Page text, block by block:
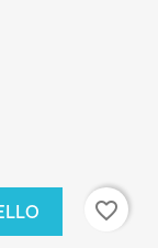
favorite_border